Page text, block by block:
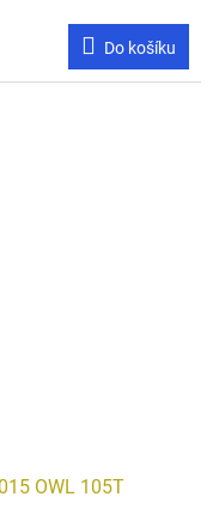
Do košíku
OWL 105T